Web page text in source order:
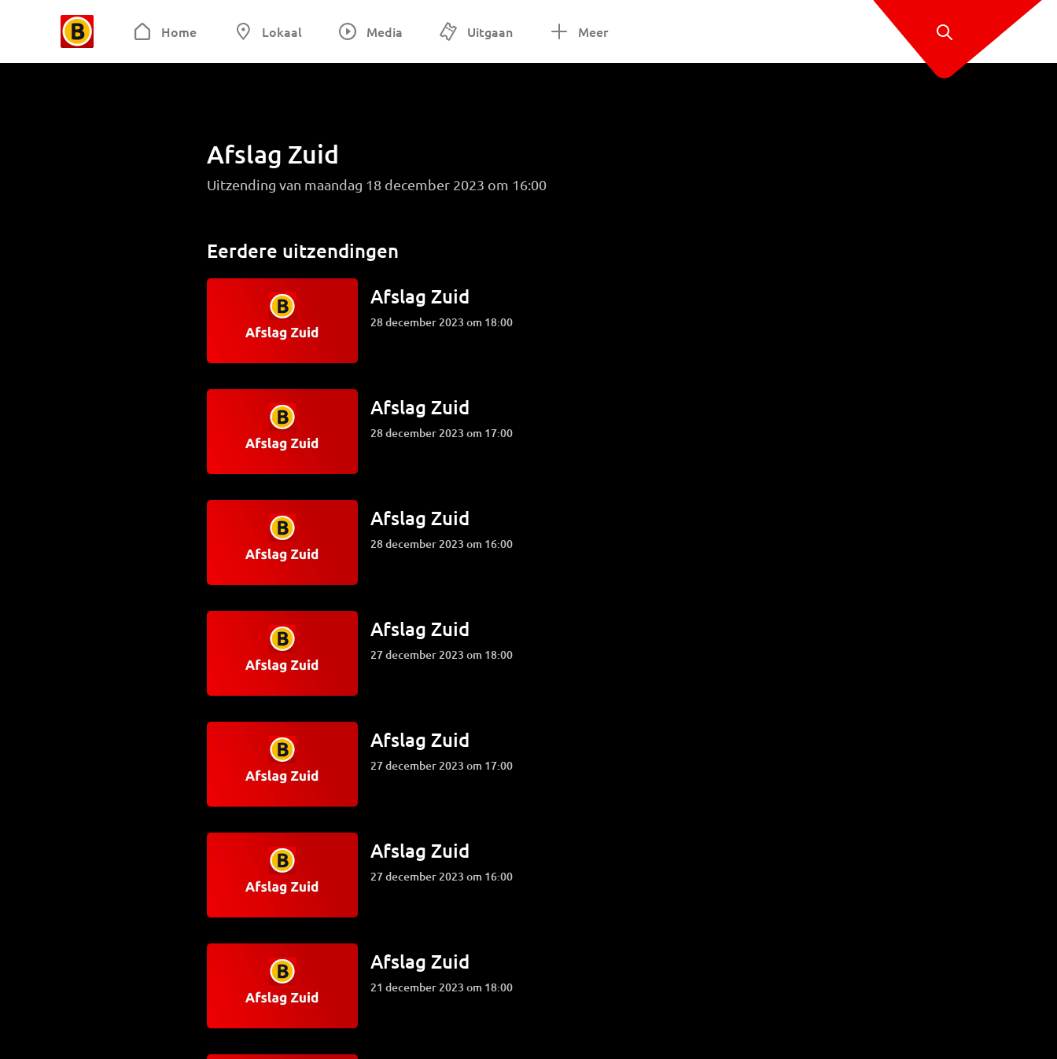
Home Lokaal Media Uitgaan Meer
Afslag Zuid
Uitzending van maandag 18 december 2023 om 16:00
Eerdere uitzendingen
Afslag Zuid
28 december 2023 om 18:00
Afslag Zuid
28 december 2023 om 17:00
Afslag Zuid
28 december 2023 om 16:00
Afslag Zuid
27 december 2023 om 18:00
Afslag Zuid
27 december 2023 om 17:00
Afslag Zuid
27 december 2023 om 16:00
Afslag Zuid
21 december 2023 om 18:00